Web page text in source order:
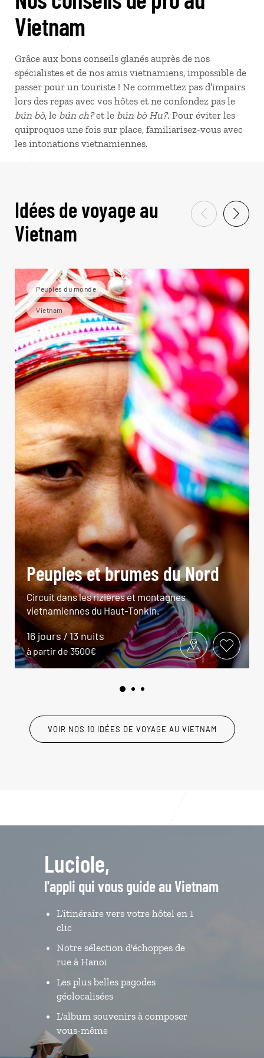
Vietnam
Grâce aux bons conseils glanés auprès de nos
spécialistes et de nos amis vietnamiens, impossible de
passer pour un touriste ! Ne commettez pas d’impairs
lors des repas avec vos hôtes et ne confondez pas le
bún bò, le bún ch?et le bún bò Hu?. Pour éviter les
quiproquos une fois sur place, familiarisez-vous avec
les intonations vietnamiennes.
Idées de voyage au
Vietnam
Peuples du monde
Vietnam
Peuples et brumes du Nord
Circuit dans les rizières et montagnes
vietnamiennes du Haut-Tonkin.
16 jours / 13 nuits
à partir de 3500€
VOIR NOS 10 IDÉES DE VOYAGE AU VIETNAM
Luciole,
l'appli qui vous guide au Vietnam
L’itinéraire vers votre hôtel en 1
clic
Notre sélection d'échoppes de
rue à Hanoi
Les plus belles pagodes
géolocalisées
L'album souvenirs à composer
vous-même